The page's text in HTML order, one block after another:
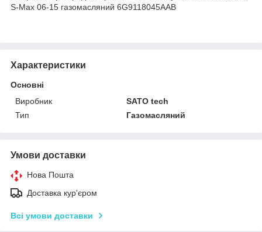
S-Max 06-15 газомасляний 6G9118045AAB
Характеристики
Основні
Виробник
SATO tech
Тип
Газомасляний
Умови доставки
Нова Пошта
Доставка кур'єром
Всі умови доставки